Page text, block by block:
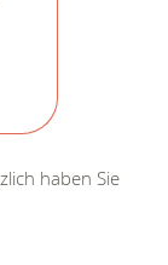
haben Sie